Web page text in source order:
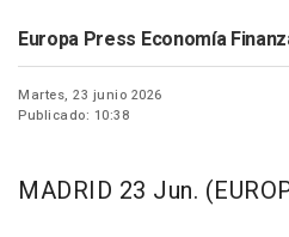
Europa Press Economía
Martes, 23 junio 2026
Publicado: 10:38
MADRID 23 Jun.